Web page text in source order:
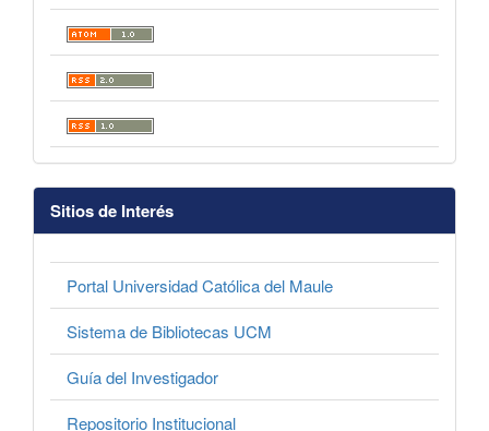
Sitios de Interés
Portal Universidad Católica del Maule
Sistema de Bibliotecas UCM
Guía del Investigador
Repositorio Institucional